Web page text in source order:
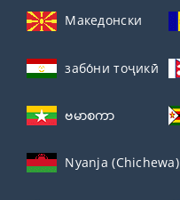
Македонски
забо́ни тоҷикӣ́
ဗမာစကာ
Nyanja (Chichewa)